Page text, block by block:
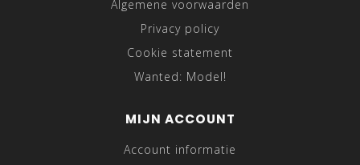
Algemene voorwaarden
Privacy policy
Cookie statement
Wanted: Model!
MIJN ACCOUNT
Account informatie